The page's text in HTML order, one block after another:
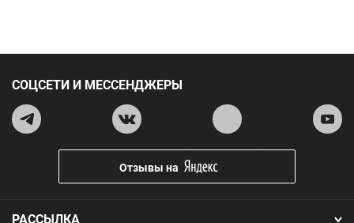
РАССЫЛКА
СОЦСЕТИ И МЕССЕНДЖЕРЫ
Отзывы на